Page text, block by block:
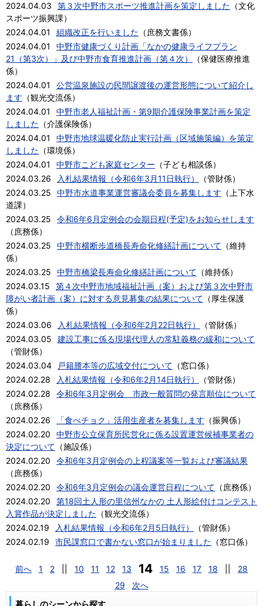
2024.04.03
第３次中野市スポーツ推進計画を策定しました （文化
スポーツ振興課）
2024.04.01
組織改正を行いました （ 庶務文書係）
2024.04.01
中野市健康づくり計画「なかの健康ライフプラン
21（第3次）」及び中野市食育推進計画（第４次）
（保健医療推進
係）
2024.04.01
公営温泉施設の民間譲渡後の運営形態について紹介し
ます （観光交流係）
2024.04.01
中野市老人福祉計画・第9期介護保険事業計画を策定
しました （介護保険係）
2024.04.01
中野市地球温暖化防止実行計画（区域施策編）を策定
しました （環境係）
2024.04.01
中野市こども家庭センター （子ども相談係）
2024.03.26
入札結果情報（令和6年3月11日執行） （管財係）
2024.03.25
中野市水道事業運営審議会委員を募集します （ 上下水
道課）
2024.03.25
令和6年6月定例会の会期日程(予定)をお知らせします
（ 庶務係）
2024.03.25
中野市横断歩道橋長寿命化修繕計画について （維持
係）
2024.03.25
中野市橋梁長寿命化修繕計画について （維持係）
2024.03.15
第４次中野市地域福祉計画（案）および第３次中野市
障がい者計画（案）に対する意見募集の結果について （厚生保護
係）
2024.03.06
入札結果情報（令和6年2月22日執行） （管財係）
2024.03.05
建設工事に係る現場代理人の常駐義務の緩和について
（管財係）
2024.03.04
戸籍謄本等の広域交付について （窓口係）
2024.02.28
入札結果情報（令和6年2月14日執行） （管財係）
2024.02.28
令和6年3月定例会 市政一般質問の発言順位について
（ 庶務係）
2024.02.26
「食べチョク」活用生産者を募集します （振興係）
2024.02.20
中野市公立保育所民営化に係る設置運営候補事業者の
決定について （施設係）
2024.02.20
令和6年3月定例会の上程議案等一覧および審議結果
（ 庶務係）
2024.02.20
令和6年3月定例会の議会運営日程について （ 庶務係）
2024.02.20
第18回土人形の里信州なかの 土人形絵付けコンテスト
入賞作品が決定しました （観光交流係）
2024.02.19
入札結果情報（令和6年2月5日執行） （管財係）
2024.02.19
市民課窓口で書かない窓口が始まりました （窓口係）
前へ 1 2 10 11 12 13 14 15 16 17 18
28
29
次へ
暮らしのシーンから探す